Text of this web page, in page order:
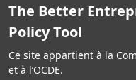
The Better
Policy Tool
Ce site appartient à la
et à l’OCDE.